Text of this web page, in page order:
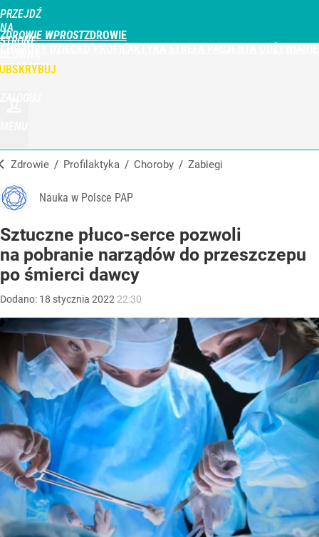
PRZEJDŹ
NA
STRONĘ
WPROST.PL
ZDROWIE WPROST
Zdrowie / Profilaktyka / Choroby / Zabiegi
Nauka w Polsce PAP
Sztuczne płuco-serce pozwoli
na pobranie narządów do przeszczepu
po śmierci dawcy
Dodano: 18 stycznia 2022 22:30